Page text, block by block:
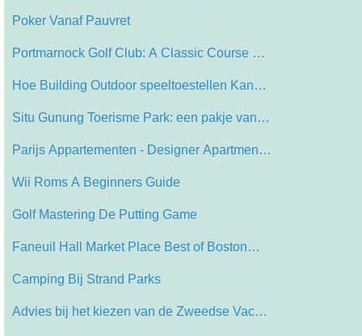
Poker Vanaf Pauvret
Portmarnock Golf Club: A Classic Course …
Hoe Building Outdoor speeltoestellen Kan…
Situ Gunung Toerisme Park: een pakje van…
Parijs Appartementen - Designer Apartmen…
Wii Roms A Beginners Guide
Golf Mastering De Putting Game
Faneuil Hall Market Place Best of Boston…
Camping Bij Strand Parks
Advies bij het kiezen van de Zweedse Vac…